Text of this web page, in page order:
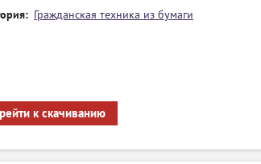
Гражданская техника из бумаги
к скачиванию